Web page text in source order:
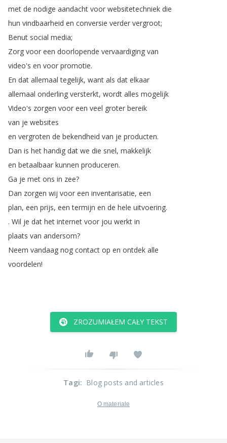
met de nodige aandacht voor websitetechniek die
hun vindbaarheid en conversie verder vergroot;
Benut social media;
Zorg voor een doorlopende vervaardiging van
video's en voor promotie.
En dat allemaal tegelijk, want als dat elkaar
allemaal onderling versterkt, wordt alles mogelijk
Video's zorgen voor een veel groter bereik
van je websites
en vergroten de bekendheid van je producten.
Dan is het handig dat we die snel, makkelijk
en betaalbaar kunnen produceren.
Ga je met ons in zee?
Dan zorgen wij voor een inventarisatie, een
plan, een prijs, een termijn en de hele uitvoering.
. Wil je dat het internet voor jou werkt in
plaats van andersom?
Neem vandaag nog contact op en ontdek alle
voordelen!
ZROZUMIAŁEM CAŁY TEKST
Tagi: Blog posts and articles
O materiale